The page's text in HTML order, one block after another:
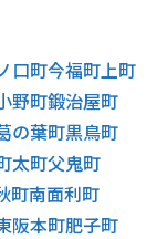
口町今福町 上町
野町鍛治屋町
の葉町黒鳥町
太町父鬼町
町南面利町
阪本町肥子町